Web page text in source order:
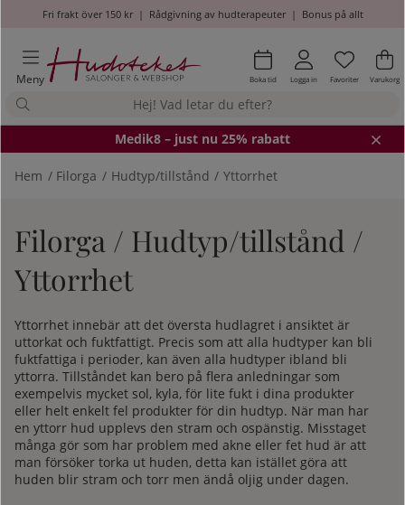
Fri frakt över 150 kr| Rådgivning av hudterapeuter| Bonus på allt
Meny Boka tid Logga in Antal i
.
Favoriter .
Varukorg
Medik8 – just nu 25% rabatt
Hem Filorga Hudtyp/tillstånd Yttorrhet
Filorga / Hudtyp/tillstånd /
Yttorrhet
Yttorrhet innebär att det översta hudlagret i ansiktet är
uttorkat och fuktfattigt. Precis som att alla hudtyper kan bli
fuktfattiga i perioder, kan även alla hudtyper ibland bli
yttorra. Tillståndet kan bero på flera anledningar som
exempelvis mycket sol, kyla, för lite fukt i dina produkter
eller helt enkelt fel produkter för din hudtyp. När man har
en yttorr hud upplevs den stram och ospänstig. Misstaget
många gör som har problem med akne eller fet hud är att
man försöker torka ut huden, detta kan istället göra att
huden blir stram och torr men ändå oljig under dagen.